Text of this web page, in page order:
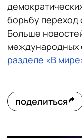
борьбу переход
Больше
международных
разделе «В
поделиться